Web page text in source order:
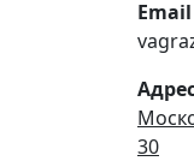
Email
30